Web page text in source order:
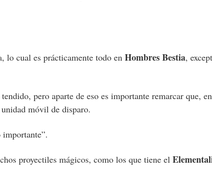
lo cual es prácticamente todo en Hombres Bestia,
pero aparte de eso es importante remarcar que, en
móvil de disparo.
proyectiles mágicos, como los que tiene el